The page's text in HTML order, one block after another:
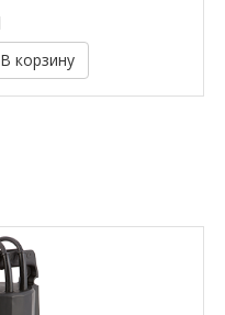
В корзину